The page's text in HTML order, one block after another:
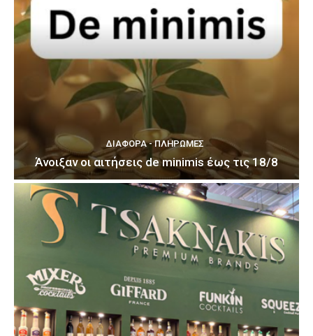
ΔΙΆΦΟΡΑ - ΠΛΗΡΩΜΈΣ
Άνοιξαν οι αιτήσεις de minimis έως τις 18/8